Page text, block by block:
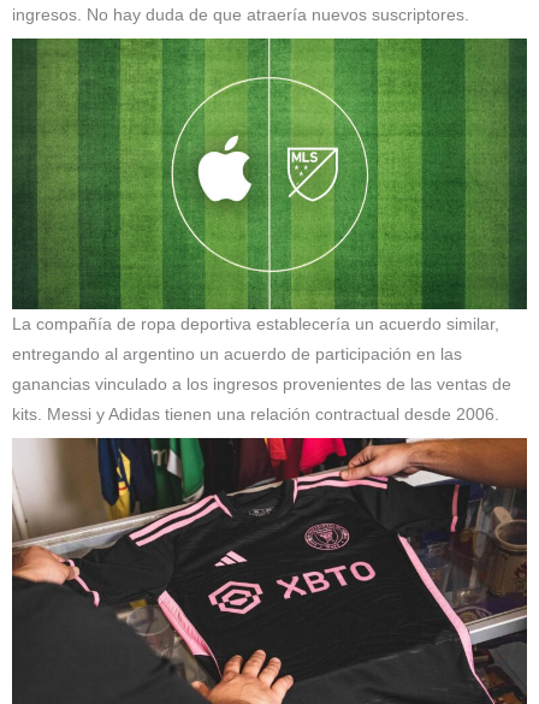
ingresos. No hay duda de que atraería nuevos suscriptores.
La compañía de ropa deportiva establecería un acuerdo similar,
entregando al argentino un acuerdo de participación en las
ganancias vinculado a los ingresos provenientes de las ventas de
kits. Messi y Adidas tienen una relación contractual desde 2006.